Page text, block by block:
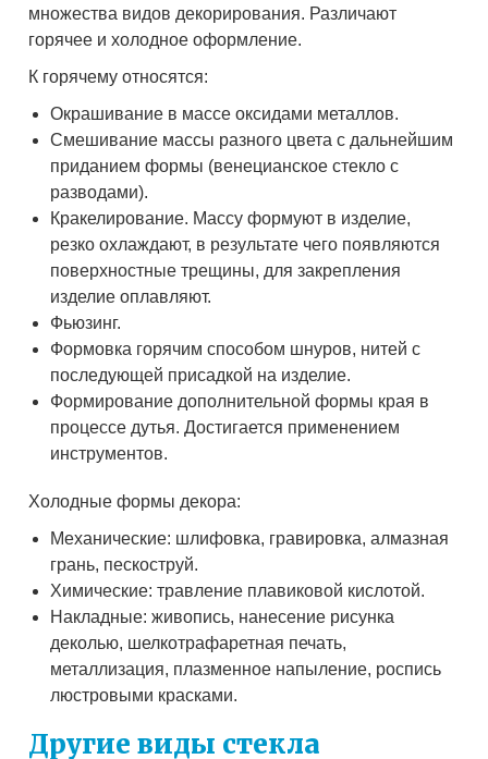
множества видов декорирования. Различают
горячее и холодное оформление.
К горячему относятся:
Окрашивание в массе оксидами металлов.
Смешивание массы разного цвета с дальнейшим
приданием формы (венецианское стекло с
разводами).
Кракелирование. Массу формуют в изделие,
резко охлаждают, в результате чего появляются
поверхностные трещины, для закрепления
изделие оплавляют.
Фьюзинг.
Формовка горячим способом шнуров, нитей с
последующей присадкой на изделие.
Формирование дополнительной формы края в
процессе дутья. Достигается применением
инструментов.
Холодные формы декора:
Механические: шлифовка, гравировка, алмазная
грань, пескоструй.
Химические: травление плавиковой кислотой.
Накладные: живопись, нанесение рисунка
деколью, шелкотрафаретная печать,
металлизация, плазменное напыление, роспись
люстровыми красками.
Другие виды стекла